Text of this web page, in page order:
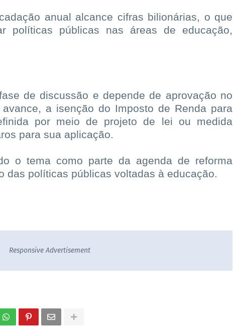
anual alcance cifras bilionárias, o que
políticas públicas nas áreas de educação,
de discussão e depende de aprovação no
a isenção do Imposto de Renda para
por meio de projeto de lei ou medida
para sua aplicação.
o tema como parte da agenda de reforma
das políticas públicas voltadas à educação.
Responsive Advertisement